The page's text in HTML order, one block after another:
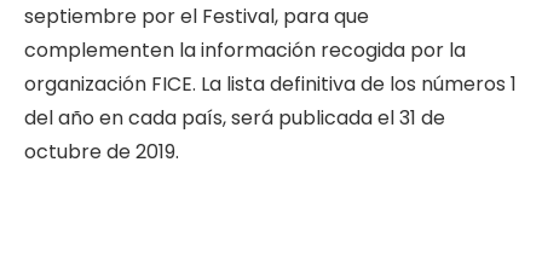
septiembre por el Festival, para que
complementen la información recogida por la
organización FICE. La lista definitiva de los números 1
del año en cada país, será publicada el 31 de
octubre de 2019.